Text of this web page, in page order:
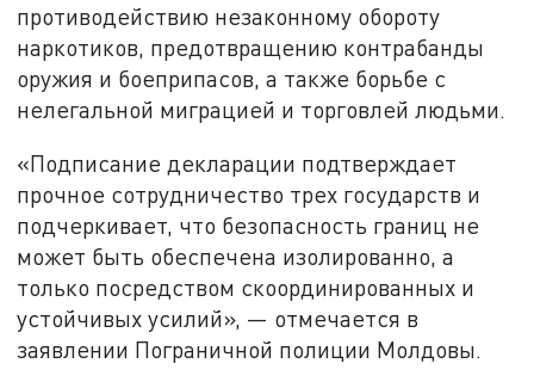
противодействию незаконному обороту
наркотиков, предотвращению контрабанды
оружия и боеприпасов, а также борьбе с
нелегальной миграцией и торговлей людьми.
«Подписание декларации подтверждает
прочное сотрудничество трех государств и
подчеркивает, что безопасность границ не
может быть обеспечена изолированно, а
только посредством скоординированных и
устойчивых усилий», — отмечается в
заявлении Пограничной полиции Молдовы.